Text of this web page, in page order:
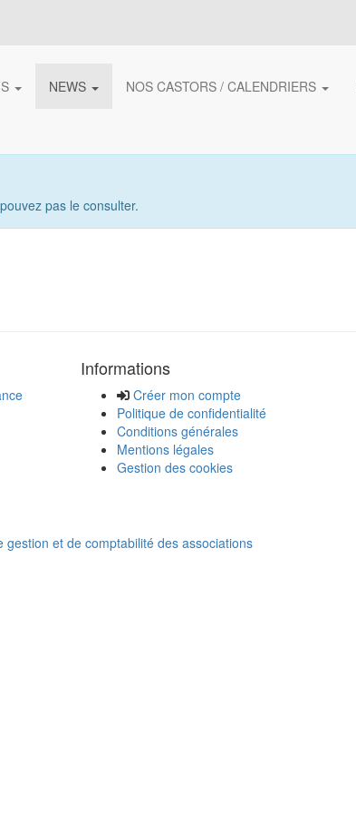
NEWS NOS CASTORS / CALENDRIERS
pas le consulter.
Informations
Créer mon compte
Politique de confidentialité
Conditions générales
Mentions légales
Gestion des cookies
gestion et de comptabilité des associations